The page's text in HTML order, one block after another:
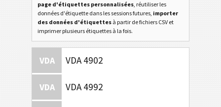
page d'étiquettes personnalisées, réutiliser les
données d'étiquette dans les sessions futures, importer
des données d'étiquettes à partir de fichiers CSV et
imprimer plusieurs étiquettes à la fois.
VDA VDA 4902
VDA VDA 4992